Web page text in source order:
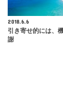
2018.6.6
引き寄せ的には、
謝